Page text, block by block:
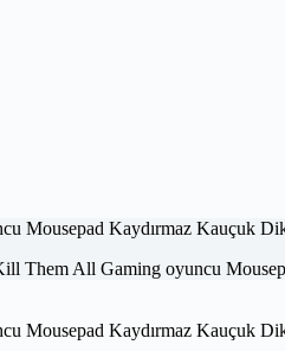
Them All Gaming oyuncu